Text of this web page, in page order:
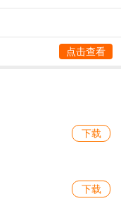
点击查看
下载
下载